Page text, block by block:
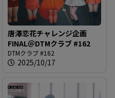
唐澤恋花チャレンジ企画
FINAL＠DTMクラブ #162
DTMクラブ #162
2025/10/17